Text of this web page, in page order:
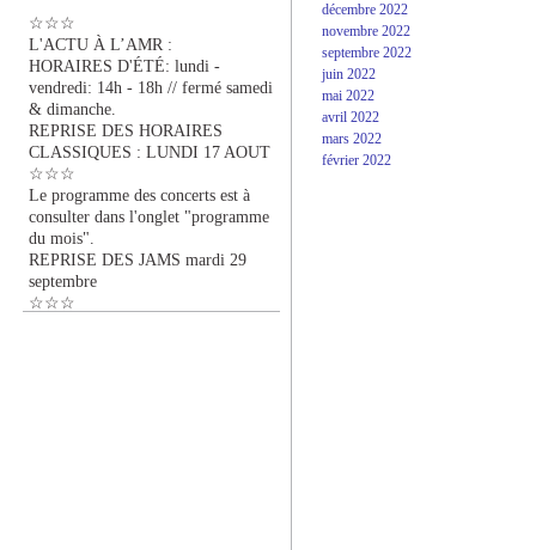
☆☆☆
L'ACTU À L’AMR :
HORAIRES D'ÉTÉ: lundi -
vendredi: 14h - 18h // fermé samedi
& dimanche.
REPRISE DES HORAIRES
CLASSIQUES : LUNDI 17 AOUT
☆☆☆
Le programme des concerts est à
consulter dans l'onglet "programme
du mois".
REPRISE DES JAMS mardi 29
septembre
☆☆☆
décembre 2022
novembre 2022
septembre 2022
juin 2022
mai 2022
avril 2022
mars 2022
février 2022